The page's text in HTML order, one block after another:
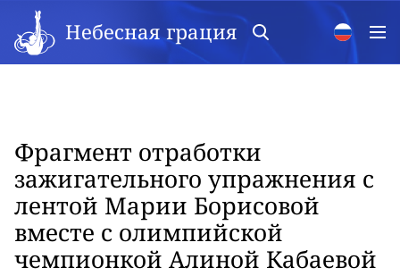
Небесная грация
Фрагмент отработки
зажигательного упражнения с
лентой Марии Борисовой
вместе с олимпийской
чемпионкой Алиной Кабаевой